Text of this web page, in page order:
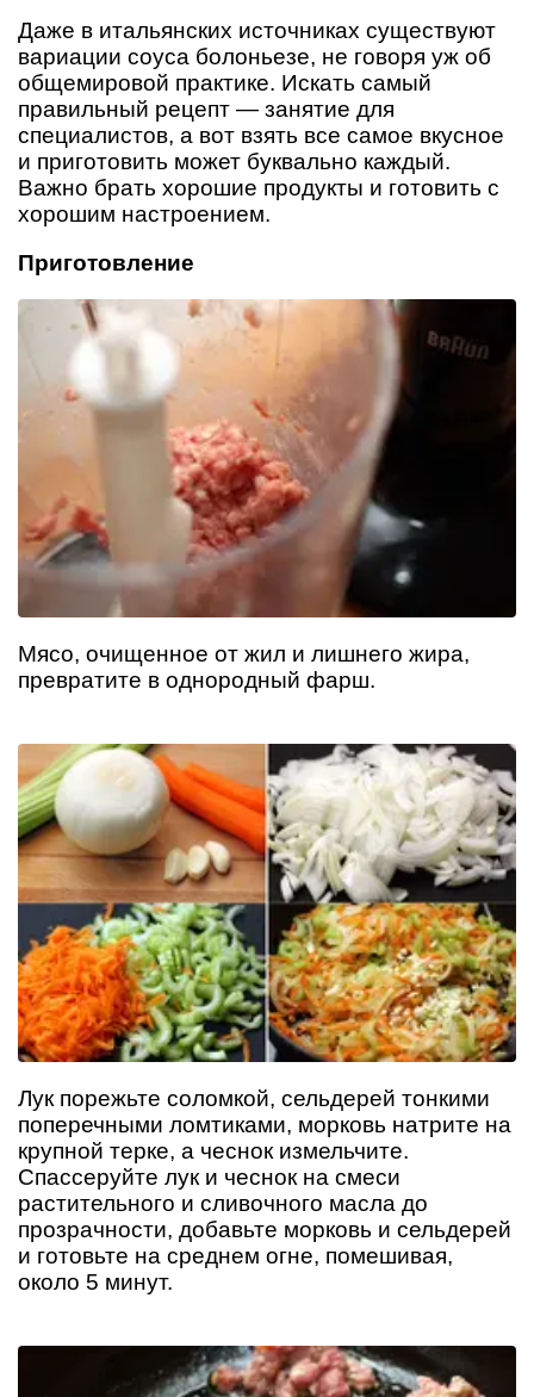
Даже в итальянских источниках существуют
вариации соуса болоньезе, не говоря уж об
общемировой практике. Искать самый
правильный рецепт — занятие для
специалистов, а вот взять все самое вкусное
и приготовить может буквально каждый.
Важно брать хорошие продукты и готовить с
хорошим настроением.
Приготовление
Мясо, очищенное от жил и лишнего жира,
превратите в однородный фарш.
Лук порежьте соломкой, сельдерей тонкими
поперечными ломтиками, морковь натрите на
крупной терке, а чеснок измельчите.
Спассеруйте лук и чеснок на смеси
растительного и сливочного масла до
прозрачности, добавьте морковь и сельдерей
и готовьте на среднем огне, помешивая,
около 5 минут.